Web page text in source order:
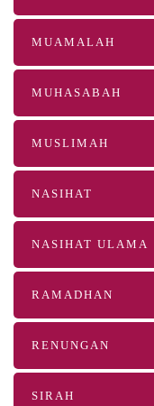
MUAMALAH
MUHASABAH
MUSLIMAH
NASIHAT
NASIHAT ULAMA
RAMADHAN
RENUNGAN
SIRAH